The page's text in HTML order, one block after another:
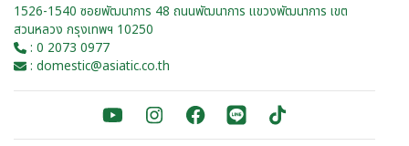
1526-1540 ซอยพัฒนาการ 48 ถนนพัฒนาการ แขวงพัฒนาการ เขต
สวนหลวง กรุงเทพฯ 10250
: 0 2073 0977
: domestic@asiatic.co.th